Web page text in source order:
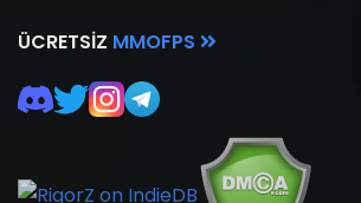
ÜCRETSIZ MMOFPS